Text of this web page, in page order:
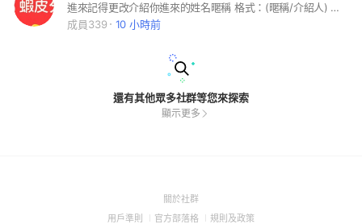
進來記得更改介紹你進來的姓名暱稱 格式：(暱稱/介紹人) 會在這裡免費分享蝦皮短影音分潤的相關資訊，有問題禮貌詢問，過不久通常會有人回答 #蝦皮短影音 #蝦皮分潤計畫 #大數據關鍵字 #選品大叔 #人哥 #蝦皮電商 #微資創業
成員339
10 小時前
還有其他眾多社群等您來探索
顯示更多
關於社群(Open
用戶準則 (Open
官方部落格 (Open
規則及政策(Open